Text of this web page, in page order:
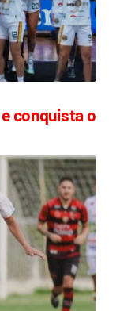
conquista o